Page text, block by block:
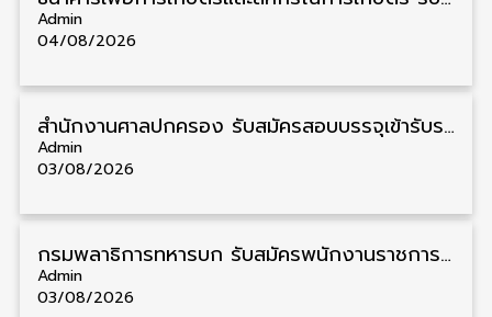
Admin
04/08/2026
สํานักงานศาลปกครอง รับสมัครสอบบรรจุเข้ารับราชการ วุฒิ ป.ตรี 72 อัตรา รับสมัคร 31 สิงหาคม – 18 กันยายน
Admin
03/08/2026
กรมพลาธิการทหารบก รับสมัครพนักงานราชการ วุฒิ ม.3/ม.6/ปวช. 66 อัตรา รับสมัคร 10 – 17 สิงหาคม
Admin
03/08/2026